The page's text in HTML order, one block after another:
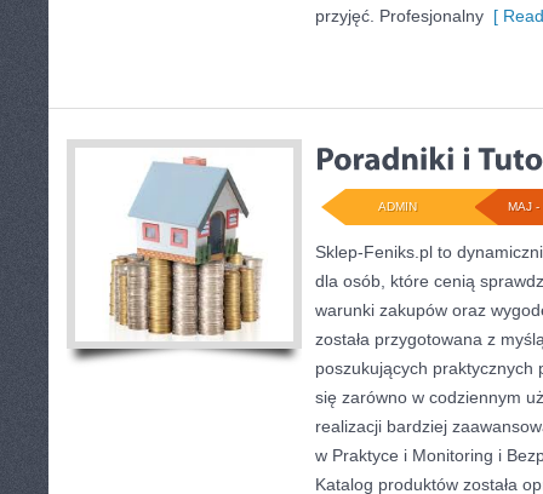
przyjęć. Profesjonalny [
MAJ -
ADMIN
Sklep-Feniks.pl to
dla osób, które cenią
warunki zakupów oraz
została przygotowana z
poszukujących praktycznych
się zarówno w codziennym
realizacji bardziej
w Praktyce i Monitoring i
Katalog produktów została